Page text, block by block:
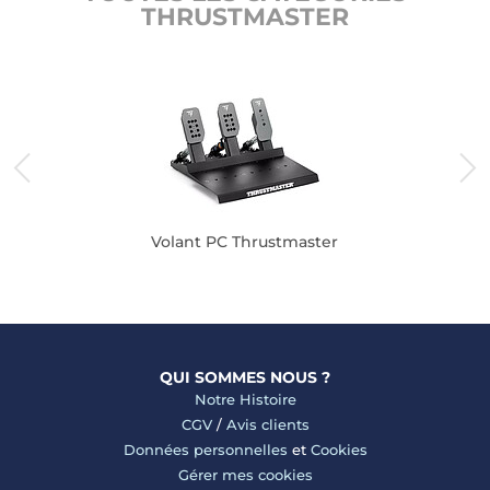
THRUSTMASTER
Volant PC Thrustmaster
QUI SOMMES NOUS ?
Notre Histoire
CGV/ Avis clients
Données personnelles et Cookies
Gérer mes cookies